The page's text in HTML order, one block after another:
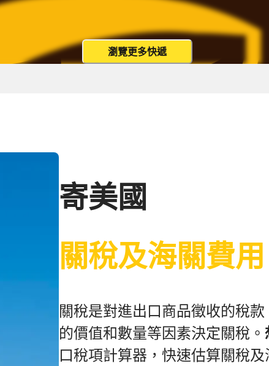
瀏覽更多快遞
寄美國
關稅及海關費用
關稅是對進出口商品徵收的稅
的價值和數量等因素決定關稅。
口稅項計算器，快速估算關稅及